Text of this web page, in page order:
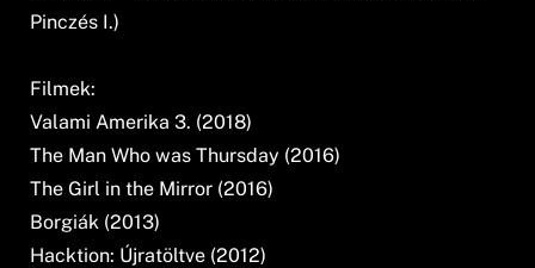
Pinczés I.)
Filmek:
Valami Amerika 3. (2018)
The Man Who was Thursday (2016)
The Girl in the Mirror (2016)
Borgiák (2013)
Hacktion: Újratöltve (2012)